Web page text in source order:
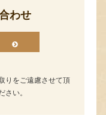
わせ
りをご遠慮させて頂
さい。